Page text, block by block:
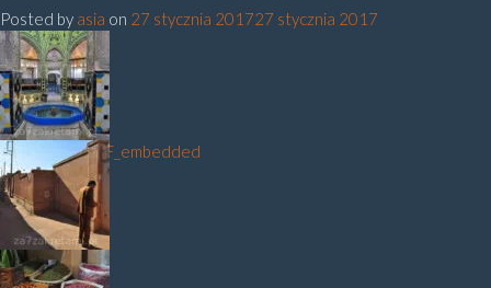
Posted by asia on 27 stycznia 201727 stycznia 2017
DSC_3375_NEF_embedded
5_01